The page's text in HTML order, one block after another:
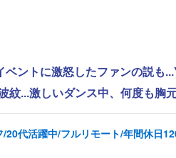
ントに激怒したファンの説も
...激しいダンス中、何度も胸
代活躍中/フルリモート/年間休日